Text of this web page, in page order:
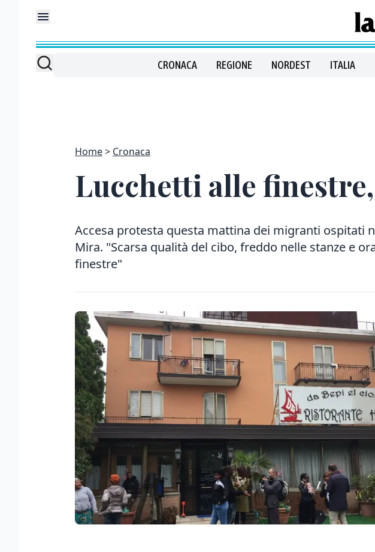
CRONACA REGIONE NORDEST ITALIA
Home Cronaca
Lucchetti alle
Accesa protesta questa mattina dei migranti ospitati
Mira. "Scarsa qualità del cibo, freddo nelle stanze e
finestre"